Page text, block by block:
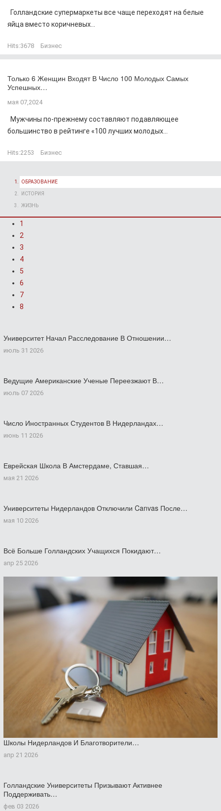
Голландские супермаркеты все чаще переходят на белые
яйца вместо коричневых...
Hits:3678 Бизнес
Только 6 Женщин Входят В Число 100 Молодых Самых
Успешных…
мая 07,2024
Мужчины по-прежнему составляют подавляющее
большинство в рейтинге «100 лучших молодых...
Hits:2253 Бизнес
ОБРАЗОВАНИЕ
ИСТОРИЯ
ЖИЗНЬ
1
2
3
4
5
6
7
8
Университет Начал Расследование В Отношении…
июль 31 2026
Ведущие Американские Ученые Переезжают В…
июль 07 2026
Число Иностранных Студентов В Нидерландах…
июнь 11 2026
Еврейская Школа В Амстердаме, Ставшая…
мая 21 2026
Университеты Нидерландов Отключили Canvas После…
мая 10 2026
Всё Больше Голландских Учащихся Покидают…
апр 25 2026
Школы Нидерландов И Благотворители…
апр 21 2026
Голландские Университеты Призывают Активнее
Поддерживать…
фев 03 2026